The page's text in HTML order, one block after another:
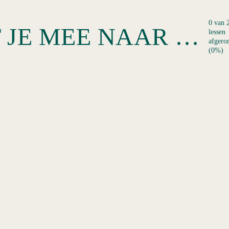
CURSUS 1: JE TEAMLID NEEMT JE MEE NAAR HUIS!
0 van
lessen
(0%)